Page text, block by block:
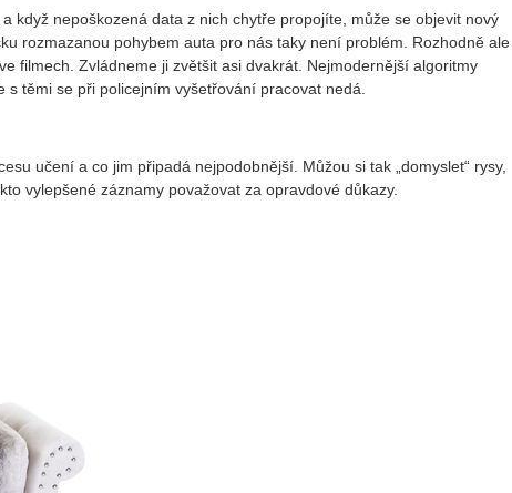
když nepoškozená data z nich chytře propojíte, může se objevit nový
rozmazanou pohybem auta pro nás taky není problém. Rozhodně ale
filmech. Zvládneme ji zvětšit asi dvakrát. Nejmodernější algoritmy
těmi se při policejním vyšetřování pracovat nedá.
učení a co jim připadá nejpodobnější. Můžou si tak „domyslet“ rysy,
vylepšené záznamy považovat za opravdové důkazy.